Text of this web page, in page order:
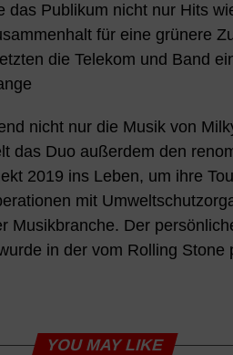
Publikum nicht nur Hits
für eine grünere
die Telekom und Band
nicht nur die Musik von
das Duo außerdem den
2019 ins Leben, um ihre
mit
Musikbranche. Der
in der vom Rolling Stone
YOU MAY LIKE